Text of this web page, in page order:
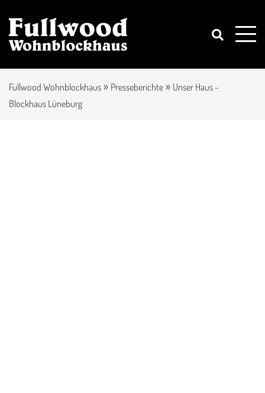
Fullwood Wohnblockhaus » Presseberichte » Unser Haus -
Blockhaus Lüneburg